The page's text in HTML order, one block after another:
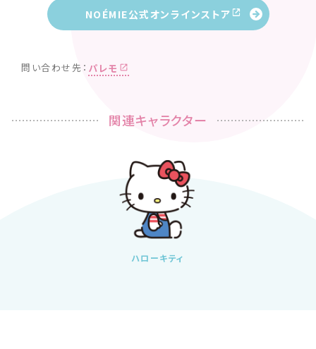
NOÉMIE公式オンラインストア
問い合わせ先： パレモ
関連キャラクター
ハローキティ